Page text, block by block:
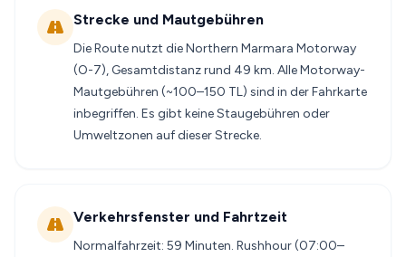
Strecke und Mautgebühren
Die Route nutzt die Northern Marmara Motorway
(O-7), Gesamtdistanz rund 49 km. Alle Motorway-
Mautgebühren (~100–150 TL) sind in der Fahrkarte
inbegriffen. Es gibt keine Staugebühren oder
Umweltzonen auf dieser Strecke.
Verkehrsfenster und Fahrtzeit
Normalfahrzeit: 59 Minuten. Rushhour (07:00–